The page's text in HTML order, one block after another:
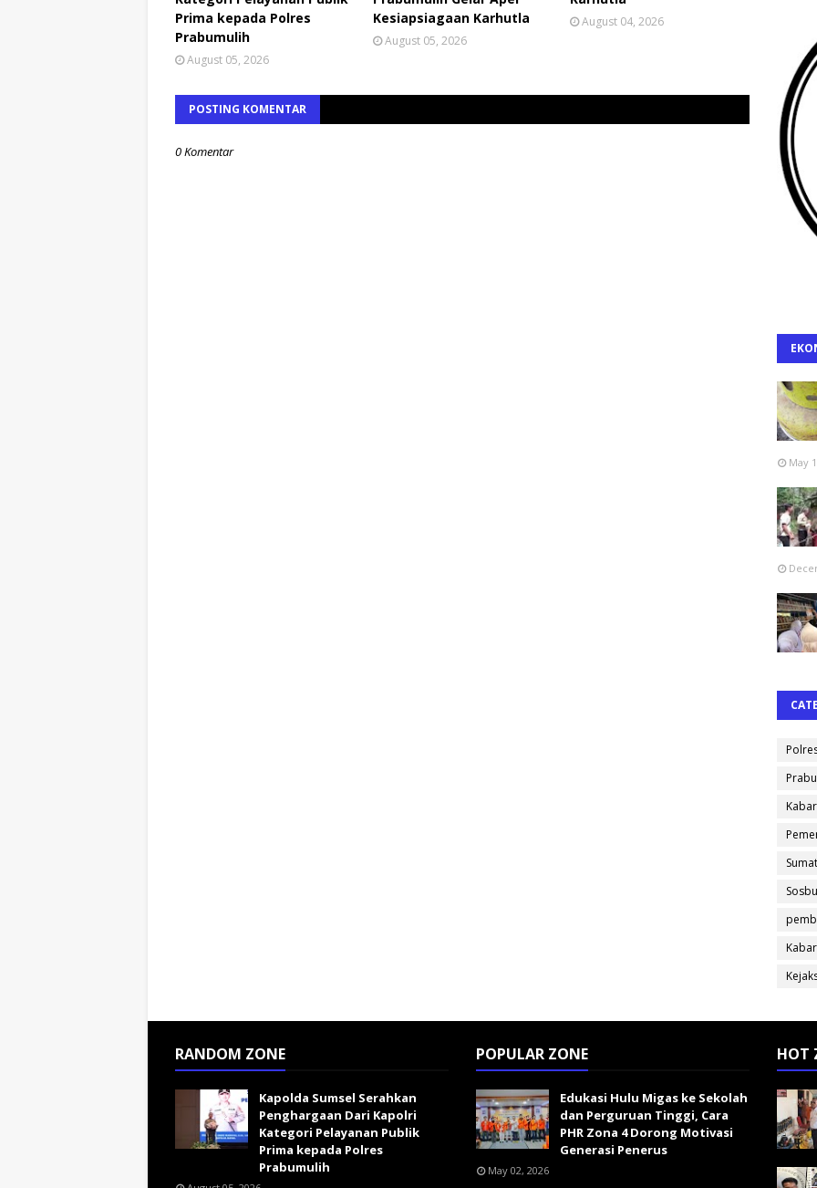
Prima kepada Polres
Prabumulih
August 05, 2026
Kesiapsiagaan Karhutla
August 05, 2026
August 04, 2026
POSTING KOMENTAR
0 Komentar
May
RANDOM ZONE
Kapolda Sumsel Serahkan
Penghargaan Dari Kapolri
Kategori Pelayanan Publik
Prima kepada Polres
Prabumulih
POPULAR ZONE
Edukasi Hulu Migas ke Sekolah
dan Perguruan Tinggi, Cara
PHR Zona 4 Dorong Motivasi
Generasi Penerus
May 02, 2026
HOT